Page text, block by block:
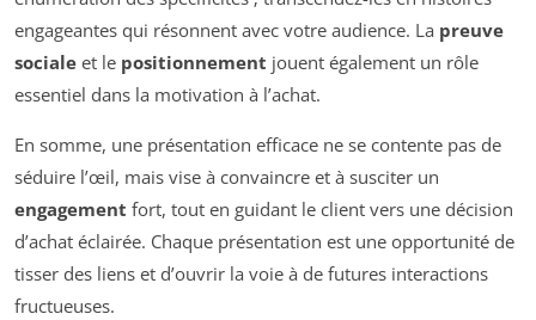
engageantes qui résonnent avec votre audience. La preuve
sociale et le positionnement jouent également un rôle
essentiel dans la motivation à l’achat.
En somme, une présentation efficace ne se contente pas de
séduire l’œil, mais vise à convaincre et à susciter un
engagement fort, tout en guidant le client vers une décision
d’achat éclairée. Chaque présentation est une opportunité de
tisser des liens et d’ouvrir la voie à de futures interactions
fructueuses.